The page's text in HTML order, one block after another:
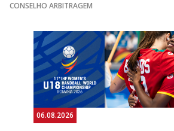
CONSELHO ARBITRAGEM
06.08.2026
Anterior